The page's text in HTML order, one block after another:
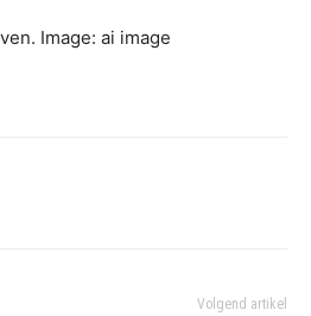
Image: ai image
Volgend artikel